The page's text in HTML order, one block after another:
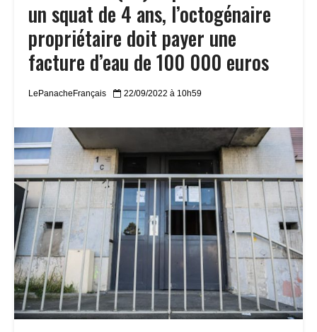
un squat de 4 ans, l’octogénaire
propriétaire doit payer une
facture d’eau de 100 000 euros
LePanacheFrançais 22/09/2022 à 10h59